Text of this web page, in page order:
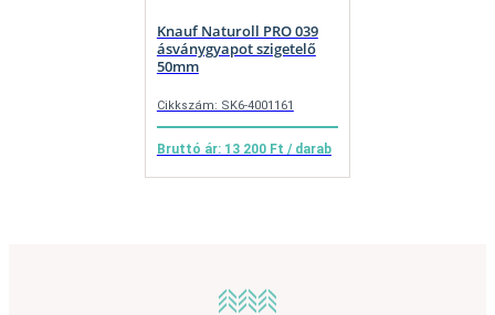
Knauf Naturoll PRO 039
ásványgyapot szigetelő
50mm
Cikkszám: SK6-4001161
Bruttó ár: 13 200 Ft / darab